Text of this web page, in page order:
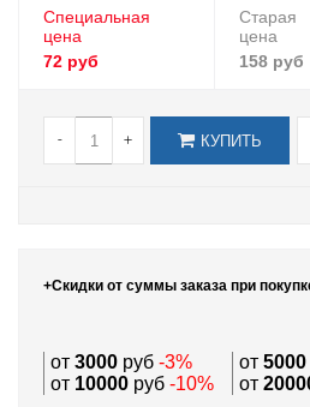
Специальная
цена
72 руб
Старая
цена
158 руб
- + КУПИТЬ
+Скидки от суммы заказа при
от 3000 руб -3% от 5000
от 10000 руб -10% от